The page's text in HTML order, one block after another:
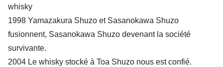
whisky
1998 Yamazakura Shuzo et Sasanokawa Shuzo
fusionnent, Sasanokawa Shuzo devenant la société
survivante.
2004 Le whisky stocké à Toa Shuzo nous est confié.